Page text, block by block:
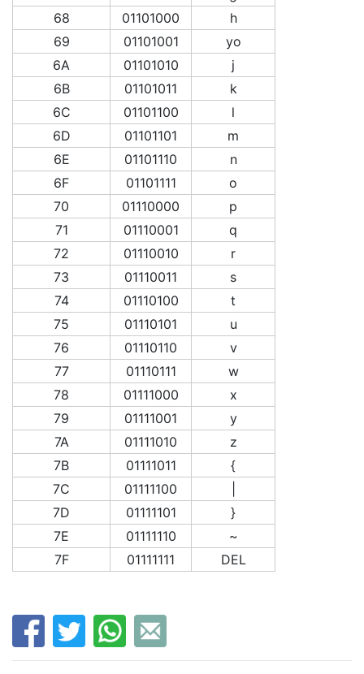
68
01101000
h
69
01101001
yo
6A
01101010
j
6B
01101011
k
6C
01101100
l
6D
01101101
m
6E
01101110
n
6F
01101111
o
70
01110000
p
71
01110001
q
72
01110010
r
73
01110011
s
74
01110100
t
75
01110101
u
76
01110110
v
77
01110111
w
78
01111000
x
79
01111001
y
7A
01111010
z
7B
01111011
{
7C
01111100
7D
01111101
}
7E
01111110
~
7F
01111111 DEL